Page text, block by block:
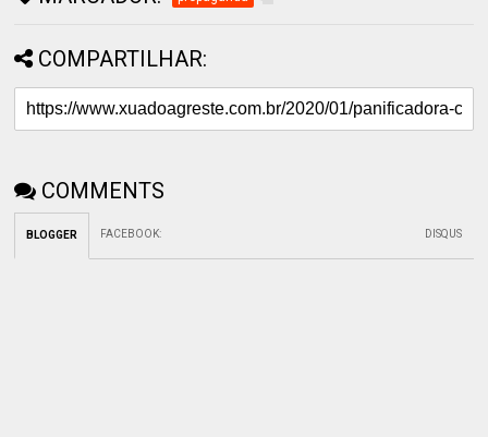
COMPARTILHAR:
COMMENTS
BLOGGER FACEBOOK: DISQUS